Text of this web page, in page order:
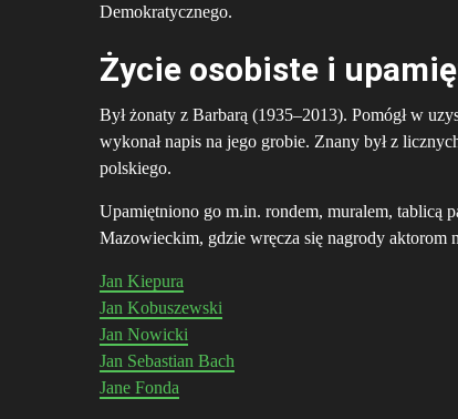
Demokratycznego.
Życie osobiste i
Był żonaty z Barbarą (1935–2013). Pomógł w
wykonał napis na jego grobie. Znany był z
polskiego.
Upamiętniono go m.in. rondem, muralem, tablicą
Mazowieckim, gdzie wręcza się nagrody aktorom
Jan Kiepura
Jan Kobuszewski
Jan Nowicki
Jan Sebastian Bach
Jane Fonda